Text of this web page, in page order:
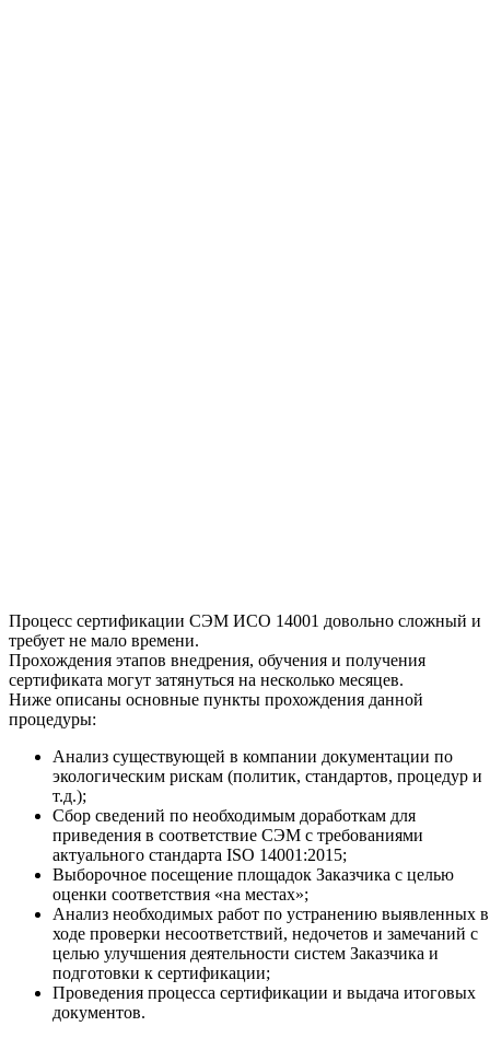
Процесс сертификации СЭМ ИСО 14001 довольно сложный и
требует не мало времени.
Прохождения этапов внедрения, обучения и получения
сертификата могут затянуться на несколько месяцев.
Ниже описаны основные пункты прохождения данной
процедуры:
Анализ существующей в компании документации по
экологическим рискам (политик, стандартов, процедур и
т.д.);
Сбор сведений по необходимым доработкам для
приведения в соответствие СЭМ с требованиями
актуального стандарта ISO 14001:2015;
Выборочное посещение площадок Заказчика с целью
оценки соответствия «на местах»;
Анализ необходимых работ по устранению выявленных в
ходе проверки несоответствий, недочетов и замечаний с
целью улучшения деятельности систем Заказчика и
подготовки к сертификации;
Проведения процесса сертификации и выдача итоговых
документов.